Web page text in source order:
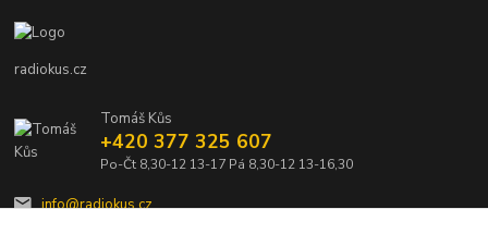
radiokus.cz
Tomáš Kůs
+420 377 325 607
Po-Čt 8,30-12 13-17 Pá 8,30-12 13-16,30
info@radiokus.cz